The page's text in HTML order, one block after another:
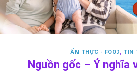
ẨM THỰC - FOOD, TIN
Nguồn gốc – Ý nghĩa